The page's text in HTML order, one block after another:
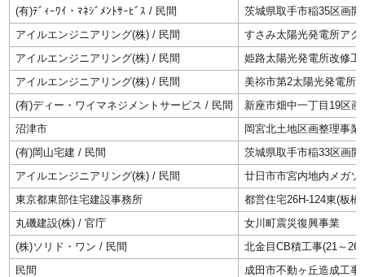
(有)ﾃﾞｨｰﾜｲ・ﾏﾈｼﾞﾒﾝﾄｻｰﾋﾞｽ / 民間
茨城県取手市稲35区画開
アイルエンジニアリング(株) / 民間
すさみ太陽光発電所アク
アイルエンジニアリング(株) / 民間
姫路太陽光発電所改修工
アイルエンジニアリング(株) / 民間
美祢市第2太陽光発電所
(有)ディー・ワイマネジメントサービス / 民間
新座市畑中一丁目19区
沼津市
岡宮北土地区画整理事業
(有)岡山宅建 / 民間
茨城県取手市稲33区画開
アイルエンジニアリング(株) / 民間
廿日市市宮内地内メガソ
東京都東部住宅建設事務所
都営住宅26H-124東(板
丸磯建設(株) / 官庁
女川町震災復興事業
(株)ソリド・ワン / 民間
北金目CB積工事(21～26
民間
成田市不動ヶ丘造成工事